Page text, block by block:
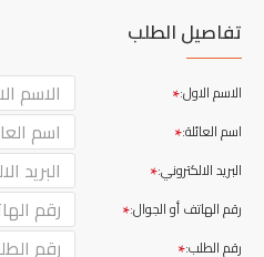
تفاصيل الطلب
الاسم الاول:
اسم العائلة:
البريد الالكتروني:
رقم الهاتف أو الجوال:
رقم الطلب: